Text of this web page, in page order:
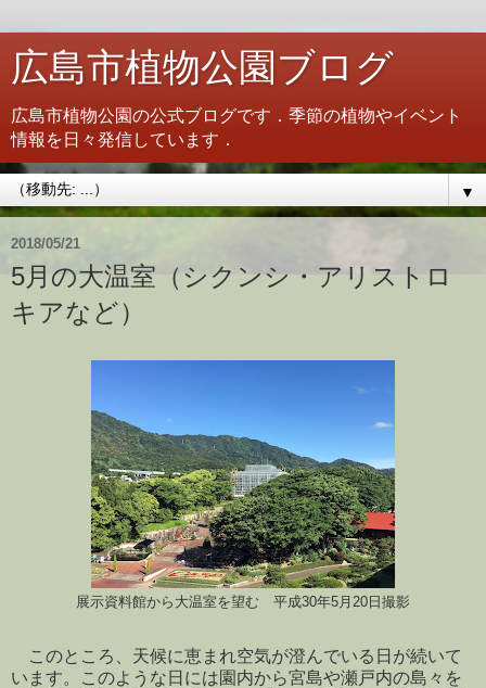
広島市植物公園ブログ
広島市植物公園の公式ブログです．季節の植物やイベント
情報を日々発信しています．
▼
2018/05/21
5月の大温室（シクンシ・アリストロ
キアなど）
展示資料館から大温室を望む 平成30年5月20日撮影
このところ、天候に恵まれ空気が澄んでいる日が続いて
います。このような日には園内から宮島や瀬戸内の島々を